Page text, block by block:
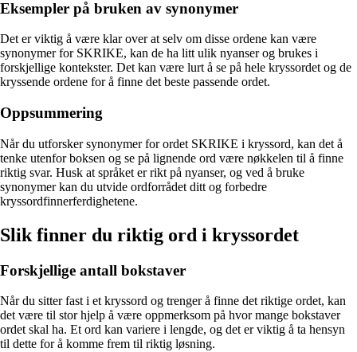
Eksempler på bruken av synonymer
Det er viktig å være klar over at selv om disse ordene kan være
synonymer for SKRIKE, kan de ha litt ulik nyanser og brukes i
forskjellige kontekster. Det kan være lurt å se på hele kryssordet og de
kryssende ordene for å finne det beste passende ordet.
Oppsummering
Når du utforsker synonymer for ordet SKRIKE i kryssord, kan det å
tenke utenfor boksen og se på lignende ord være nøkkelen til å finne
riktig svar. Husk at språket er rikt på nyanser, og ved å bruke
synonymer kan du utvide ordforrådet ditt og forbedre
kryssordfinnerferdighetene.
Slik finner du riktig ord i kryssordet
Forskjellige antall bokstaver
Når du sitter fast i et kryssord og trenger å finne det riktige ordet, kan
det være til stor hjelp å være oppmerksom på hvor mange bokstaver
ordet skal ha. Et ord kan variere i lengde, og det er viktig å ta hensyn
til dette for å komme frem til riktig løsning.